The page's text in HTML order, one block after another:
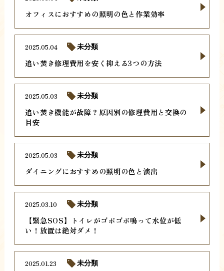
オフィスにおすすめの照明の色と作業効率
追い焚き修理費用を安く抑える3つの方法
2025.05.04 未分類
追い焚き機能が故障？原因別の修理費用と交換の
目安
2025.05.03 未分類
ダイニングにおすすめの照明の色と演出
2025.05.03 未分類
【緊急SOS】トイレがゴボゴボ鳴って水位が低
い！放置は絶対ダメ！
2025.03.10 未分類
2025.01.23 未分類